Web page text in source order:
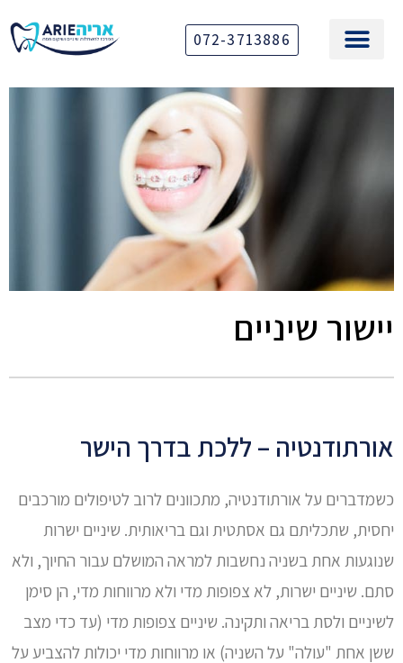
072-3713886
יישור שיניים
אורתודנטיה – ללכת בדרך הישר
כשמדברים על אורתודנטיה, מתכוונים לרוב לטיפולים מורכבים
יחסית, שתכליתם גם אסתטית וגם בריאותית. שיניים ישרות
שנוגעות אחת בשניה נחשבות למראה המושלם עבור החיוך, ולא
סתם. שיניים ישרות, לא צפופות מדי ולא מרווחות מדי, הן סימן
לשיניים ולסת בריאה ותקינה. שיניים צפופות מדי (עד כדי מצב
ששן אחת "עולה" על השניה) או מרווחות מדי יכולות להצביע על